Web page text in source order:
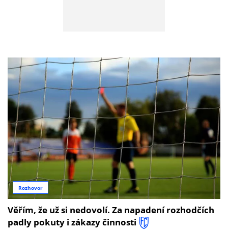
Rozhovor
Věřím, že už si nedovolí. Za napadení rozhodčích
padly pokuty i zákazy činnosti